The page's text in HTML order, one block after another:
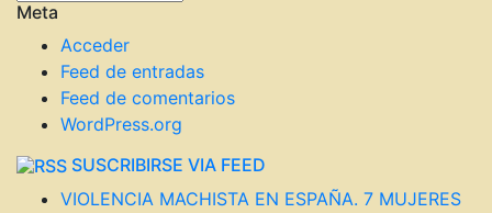
DEL
BLOG
Meta
Acceder
Feed de entradas
Feed de comentarios
WordPress.org
SUSCRIBIRSE VIA FEED
VIOLENCIA MACHISTA EN ESPAÑA. 7 MUJERES